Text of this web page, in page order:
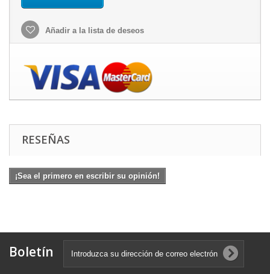
Añadir a la lista de deseos
RESEÑAS
¡Sea el primero en escribir su opinión!
Boletín